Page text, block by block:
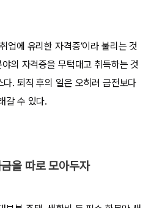
업에 유리한 자격증’이라 불리는 것
의 자격증을 무턱대고 취득하는 것
다. 퇴직 후의 일은 오히려 금전보다
갈 수 있다.
을 따로 모아두자